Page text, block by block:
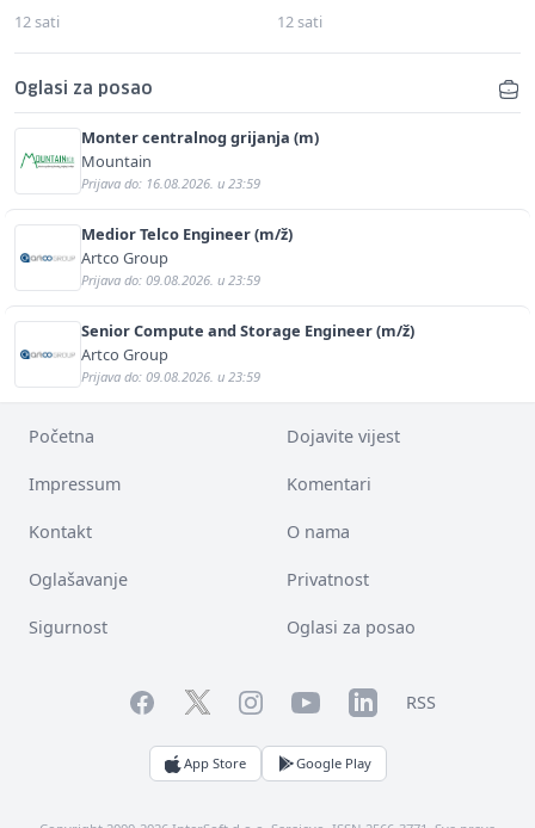
12 sati 12 sati
Oglasi za posao
Monter centralnog grijanja (m)
Mountain
Prijava do: 16.08.2026. u 23:59
Medior Telco Engineer (m/ž)
Artco Group
Prijava do: 09.08.2026. u 23:59
Senior Compute and Storage Engineer (m/ž)
Artco Group
Prijava do: 09.08.2026. u 23:59
Početna Dojavite vijest
Impressum Komentari
Kontakt O nama
Oglašavanje Privatnost
Sigurnost Oglasi za posao
FacebookTwitterInstagramYouTubeLinkedInRSS
App Store Google Play